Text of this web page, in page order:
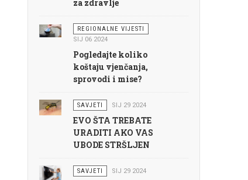
za zdravlje
REGIONALNE VIJESTI
SIJ 06 2024
Pogledajte koliko
koštaju vjenčanja,
sprovodi i mise?
SAVJETI SIJ 29 2024
EVO ŠTA TREBATE
URADITI AKO VAS
UBODE STRŠLJEN
SAVJETI SIJ 29 2024